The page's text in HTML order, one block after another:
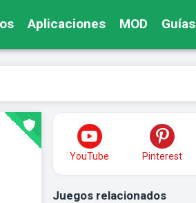
Aplicaciones MOD Guías
YouTube Pinterest
Juegos relacionados